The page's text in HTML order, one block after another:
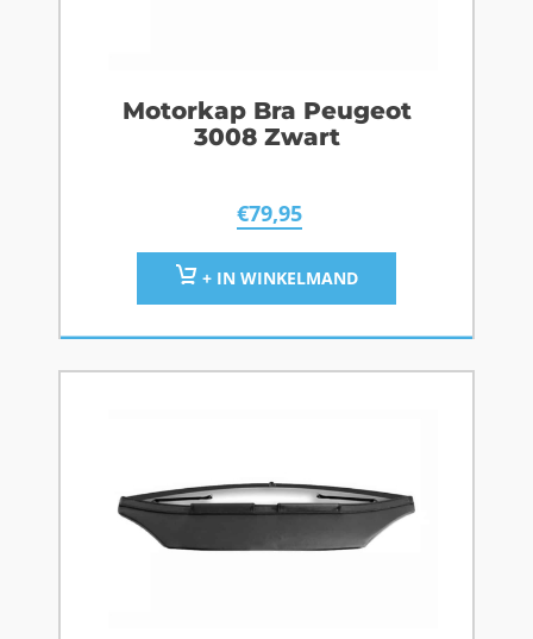
Motorkap Bra Peugeot
3008 Zwart
€79,95
+ IN WINKELMAND